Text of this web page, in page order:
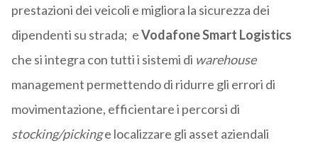
prestazioni dei veicoli e migliora la sicurezza dei
dipendenti su strada; eVodafone Smart Logistics
che si integra con tutti i sistemi di warehouse
management permettendo di ridurre gli errori di
movimentazione, efficientare i percorsi di
stocking/pickinge localizzare gli asset aziendali